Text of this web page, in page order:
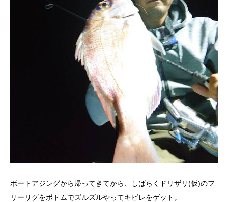
ボートアジングから帰ってきてから、しばらくドリザリ(仮)のフ
リーリグをボトムでズルズルやってキビレをゲット。